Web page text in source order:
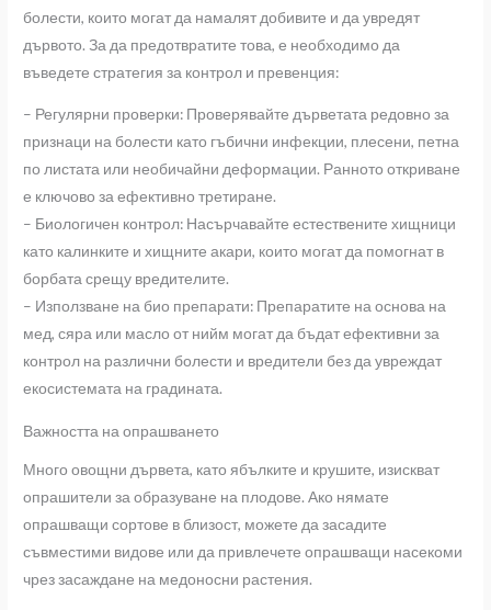
болести, които могат да намалят добивите и да увредят
дървото. За да предотвратите това, е необходимо да
въведете стратегия за контрол и превенция:
– Регулярни проверки: Проверявайте дърветата редовно за
признаци на болести като гъбични инфекции, плесени, петна
по листата или необичайни деформации. Ранното откриване
е ключово за ефективно третиране.
– Биологичен контрол: Насърчавайте естествените хищници
като калинките и хищните акари, които могат да помогнат в
борбата срещу вредителите.
– Използване на био препарати: Препаратите на основа на
мед, сяра или масло от нийм могат да бъдат ефективни за
контрол на различни болести и вредители без да увреждат
екосистемата на градината.
Важността на опрашването
Много овощни дървета, като ябълките и крушите, изискват
опрашители за образуване на плодове. Ако нямате
опрашващи сортове в близост, можете да засадите
съвместими видове или да привлечете опрашващи насекоми
чрез засаждане на медоносни растения.